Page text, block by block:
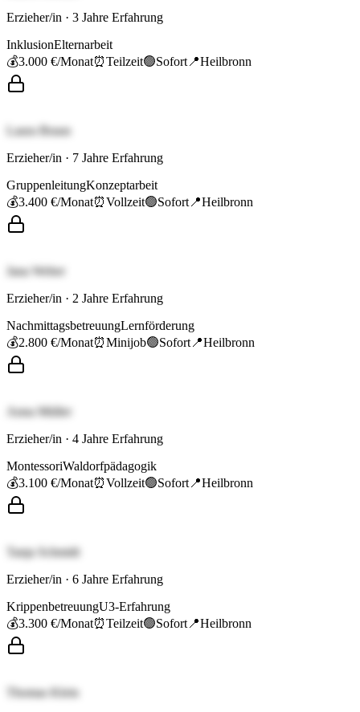
Erzieher/in · 3 Jahre Erfahrung
InklusionElternarbeit
💰3.000 €/Monat⏰Teilzeit🟢Sofort 📍Heilbronn
Laura Braun
Erzieher/in · 7 Jahre Erfahrung
GruppenleitungKonzeptarbeit
💰3.400 €/Monat⏰Vollzeit🟢Sofort 📍Heilbronn
Jana Weber
Erzieher/in · 2 Jahre Erfahrung
NachmittagsbetreuungLernförderung
💰2.800 €/Monat⏰Minijob🟢Sofort 📍Heilbronn
Anna Müller
Erzieher/in · 4 Jahre Erfahrung
MontessoriWaldorfpädagogik
💰3.100 €/Monat⏰Vollzeit🟢Sofort 📍Heilbronn
Tanja Schmidt
Erzieher/in · 6 Jahre Erfahrung
KrippenbetreuungU3-Erfahrung
💰3.300 €/Monat⏰Teilzeit🟢Sofort 📍Heilbronn
Thomas Klein